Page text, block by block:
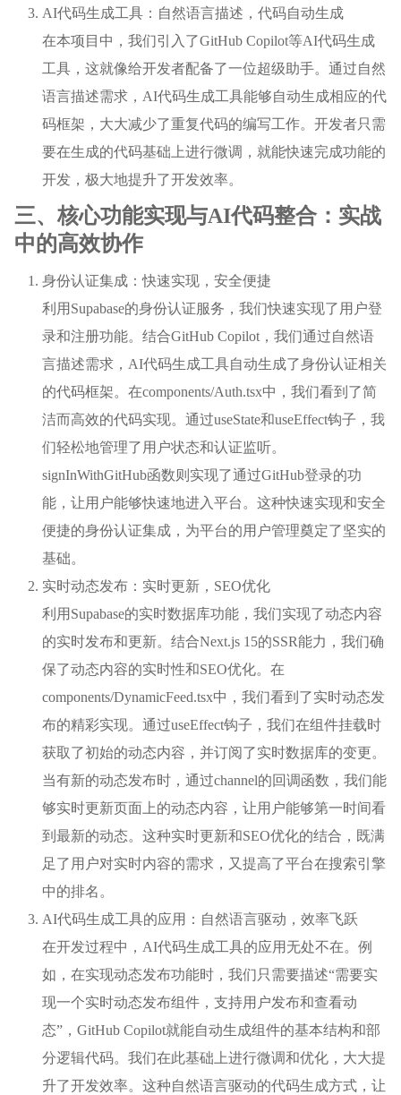
AI代码生成工具：自然语言描述，代码自动生成
在本项目中，我们引入了GitHub Copilot等AI代码生成
工具，这就像给开发者配备了一位超级助手。通过自然
语言描述需求，AI代码生成工具能够自动生成相应的代
码框架，大大减少了重复代码的编写工作。开发者只需
要在生成的代码基础上进行微调，就能快速完成功能的
开发，极大地提升了开发效率。
三、核心功能实现与AI代码整合：实战
中的高效协作
身份认证集成：快速实现，安全便捷
利用Supabase的身份认证服务，我们快速实现了用户登
录和注册功能。结合GitHub Copilot，我们通过自然语
言描述需求，AI代码生成工具自动生成了身份认证相关
的代码框架。在components/Auth.tsx中，我们看到了简
洁而高效的代码实现。通过useState和useEffect钩子，我
们轻松地管理了用户状态和认证监听。
signInWithGitHub函数则实现了通过GitHub登录的功
能，让用户能够快速地进入平台。这种快速实现和安全
便捷的身份认证集成，为平台的用户管理奠定了坚实的
基础。
实时动态发布：实时更新，SEO优化
利用Supabase的实时数据库功能，我们实现了动态内容
的实时发布和更新。结合Next.js 15的SSR能力，我们确
保了动态内容的实时性和SEO优化。在
components/DynamicFeed.tsx中，我们看到了实时动态发
布的精彩实现。通过useEffect钩子，我们在组件挂载时
获取了初始的动态内容，并订阅了实时数据库的变更。
当有新的动态发布时，通过channel的回调函数，我们能
够实时更新页面上的动态内容，让用户能够第一时间看
到最新的动态。这种实时更新和SEO优化的结合，既满
足了用户对实时内容的需求，又提高了平台在搜索引擎
中的排名。
AI代码生成工具的应用：自然语言驱动，效率飞跃
在开发过程中，AI代码生成工具的应用无处不在。例
如，在实现动态发布功能时，我们只需要描述“需要实
现一个实时动态发布组件，支持用户发布和查看动
态”，GitHub Copilot就能自动生成组件的基本结构和部
分逻辑代码。我们在此基础上进行微调和优化，大大提
升了开发效率。这种自然语言驱动的代码生成方式，让